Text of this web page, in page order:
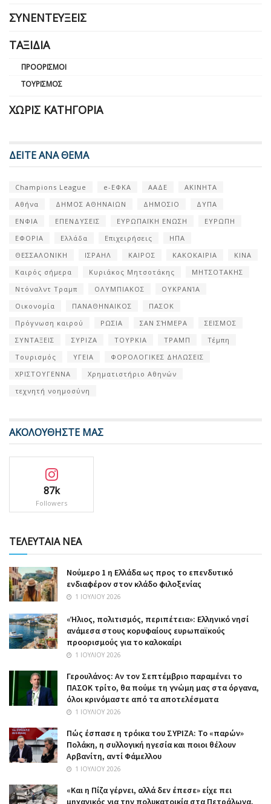
ΣΥΝΕΝΤΕΎΞΕΙΣ
ΤΑΞΊΔΙΑ
ΠΡΟΟΡΙΣΜΟΊ
ΤΟΥΡΙΣΜΌΣ
ΧΩΡΊΣ ΚΑΤΗΓΟΡΊΑ
ΔΕΙΤΕ ΑΝΑ ΘΕΜΑ
Champions League e-ΕΦΚΑ ΑΑΔΕ
ΑΚΙΝΗΤΑ
Αθήνα
ΔΗΜΟΣ ΑΘΗΝΑΙΩΝ ΔΗΜΟΣΙΟ
ΔΥΠΑ
ΕΝΦΙΑ
ΕΠΕΝΔΥΣΕΙΣ ΕΥΡΩΠΑΪΚΗ ΕΝΩΣΗ
ΕΥΡΩΠΗ
ΕΦΟΡΙΑ
Ελλάδα Επιχειρήσεις
ΗΠΑ
ΘΕΣΣΑΛΟΝΙΚΗ
ΙΣΡΑΗΛ ΚΑΙΡΟΣ ΚΑΚΟΚΑΙΡΙΑ
ΚΙΝΑ
Καιρός σήμερα
Κυριάκος Μητσοτάκης
ΜΗΤΣΟΤΑΚΗΣ
Ντόναλντ Τραμπ
ΟΛΥΜΠΙΑΚΟΣ
ΟΥΚΡΑΝΊΑ
Οικονομία
ΠΑΝΑΘΗΝΑΙΚΟΣ
ΠΑΣΟΚ
Πρόγνωση καιρού
ΡΩΣΙΑ ΣΑΝ ΣΉΜΕΡΑ
ΣΕΙΣΜΟΣ
ΣΥΝΤΑΞΕΙΣ
ΣΥΡΙΖΑ ΤΟΥΡΚΙΑ ΤΡΑΜΠ
Τέμπη
Τουρισμός
ΥΓΕΙΑ
ΦΟΡΟΛΟΓΙΚΕΣ ΔΗΛΩΣΕΙΣ
ΧΡΙΣΤΟΥΓΕΝΝΑ
Χρηματιστήριο Αθηνών
τεχνητή νοημοσύνη
ΑΚΟΛΟΥΘΗΣΤΕ ΜΑΣ
87k
Followers
ΤΕΛΕΥΤΑΙΑ ΝΕΑ
Nούμερο 1 η Ελλάδα ως προς το επενδυτικό
ενδιαφέρον στον κλάδο φιλοξενίας
1 ΙΟΥΛΊΟΥ 2026
«Ήλιος, πολιτισμός, περιπέτεια»: Ελληνικό νησί
ανάμεσα στους κορυφαίους ευρωπαϊκούς
προορισμούς για το καλοκαίρι
1 ΙΟΥΛΊΟΥ 2026
Γερουλάνος: Αν τον Σεπτέμβριο παραμένει το
ΠΑΣΟΚ τρίτο, θα πούμε τη γνώμη μας στα όργανα,
όλοι κρινόμαστε από τα αποτελέσματα
1 ΙΟΥΛΊΟΥ 2026
Πώς έσπασε η τρόικα του ΣΥΡΙΖΑ: Το «παρών»
Πολάκη, η συλλογική ηγεσία και ποιοι θέλουν
Αρβανίτη, αντί Φάμελλου
1 ΙΟΥΛΊΟΥ 2026
«Και η Πίζα γέρνει, αλλά δεν έπεσε» είχε πει